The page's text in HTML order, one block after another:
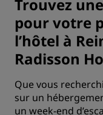
Trouvez
pour votre
l’hôtel à
Radisson
Que vous
sur un
un week-end